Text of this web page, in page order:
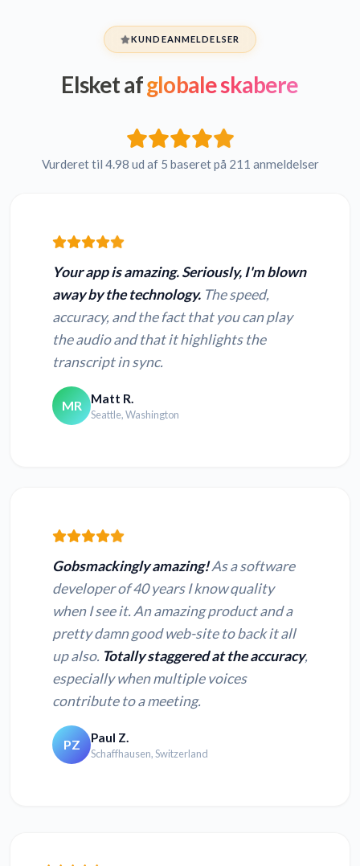
KUNDEANMELDELSER
Elsket afglobale skabere
Vurderet til 4.98 ud af 5 baseret på 211 anmeldelser
Your app is amazing. Seriously, I'm blown
away by the technology. The speed,
accuracy, and the fact that you can play
the audio and that it highlights the
transcript in sync.
MR Matt R.
Seattle, Washington
Gobsmackingly amazing!As a software
developer of 40 years I know quality
when I see it. An amazing product and a
pretty damn good web-site to back it all
up also. Totally staggered at the accuracy,
especially when multiple voices
contribute to a meeting.
PZ Paul Z.
Schaffhausen, Switzerland